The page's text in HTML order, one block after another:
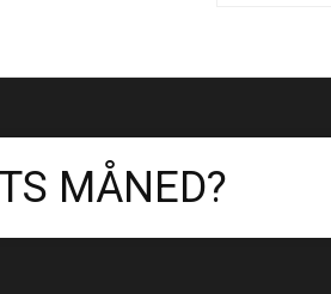
MÅNED?